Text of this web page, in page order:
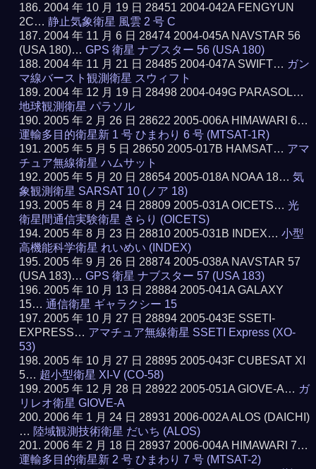
2004 年 10 月 19 日 28451 2004-042A FENGYUN
2C…静止気象衛星 風雲 2 号 C
2004 年 11 月 6 日 28474 2004-045A NAVSTAR 56
(USA 180)…GPS 衛星 ナブスター 56 (USA 180)
2004 年 11 月 21 日 28485 2004-047A SWIFT… ガン
マ線バースト観測衛星 スウィフト
2004 年 12 月 19 日 28498 2004-049G PARASOL…
地球観測衛星 パラソル
2005 年 2 月 26 日 28622 2005-006A HIMAWARI 6…
運輸多目的衛星新 1 号 ひまわり 6 号 (MTSAT-1R)
2005 年 5 月 5 日 28650 2005-017B HAMSAT… アマ
チュア無線衛星 ハムサット
2005 年 5 月 20 日 28654 2005-018A NOAA 18…気
象観測衛星 SARSAT 10 (ノア 18)
2005 年 8 月 24 日 28809 2005-031A OICETS…光
衛星間通信実験衛星 きらり (OICETS)
2005 年 8 月 23 日 28810 2005-031B INDEX…小型
高機能科学衛星 れいめい (INDEX)
2005 年 9 月 26 日 28874 2005-038A NAVSTAR 57
(USA 183)…GPS 衛星 ナブスター 57 (USA 183)
2005 年 10 月 13 日 28884 2005-041A GALAXY
15…通信衛星 ギャラクシー 15
2005 年 10 月 27 日 28894 2005-043E SSETI-
EXPRESS… アマチュア無線衛星 SSETI Express (XO-
53)
2005 年 10 月 27 日 28895 2005-043F CUBESAT XI
5… 超小型衛星 XI-V (CO-58)
2005 年 12 月 28 日 28922 2005-051A GIOVE-A… ガ
リレオ衛星 GIOVE-A
2006 年 1 月 24 日 28931 2006-002A ALOS (DAICHI)
… 陸域観測技術衛星 だいち (ALOS)
2006 年 2 月 18 日 28937 2006-004A HIMAWARI 7…
運輸多目的衛星新 2 号 ひまわり 7 号 (MTSAT-2)